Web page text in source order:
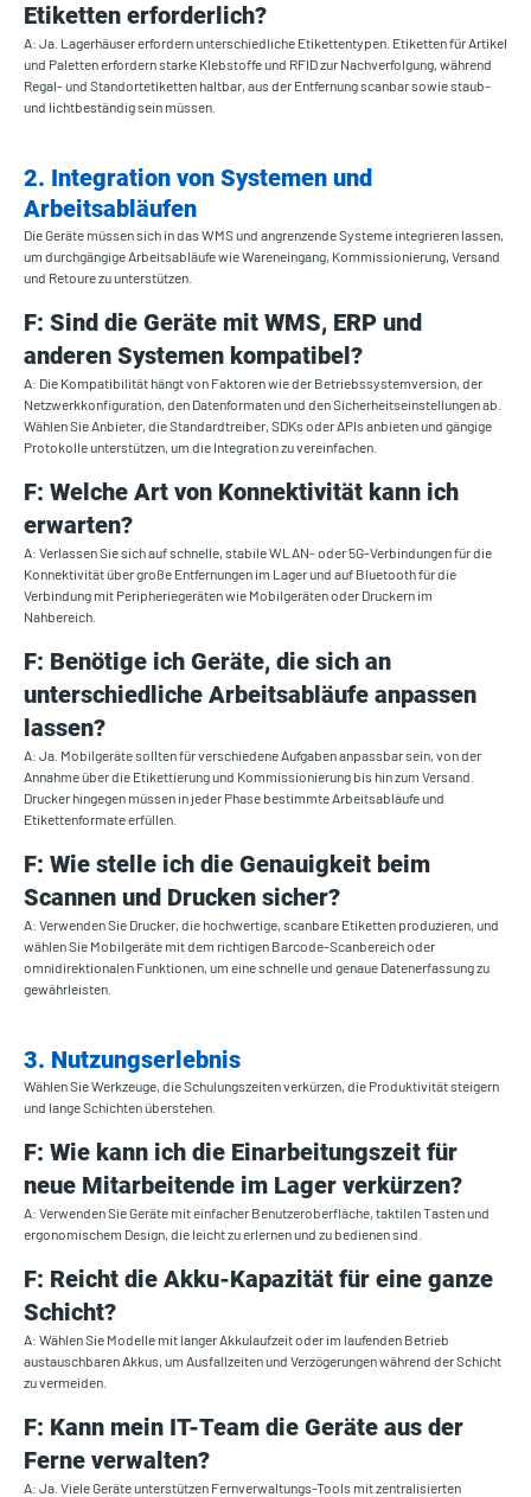
Etiketten erforderlich?
A: Ja. Lagerhäuser erfordern unterschiedliche Etikettentypen. Etiketten für Artikel
und Paletten erfordern starke Klebstoffe und RFID zur Nachverfolgung, während
Regal- und Standortetiketten haltbar, aus der Entfernung scanbar sowie staub-
und lichtbeständig sein müssen.
2. Integration von Systemen und
Arbeitsabläufen
Die Geräte müssen sich in das WMS und angrenzende Systeme integrieren lassen,
um durchgängige Arbeitsabläufe wie Wareneingang, Kommissionierung, Versand
und Retoure zu unterstützen.
F: Sind die Geräte mit WMS, ERP und
anderen Systemen kompatibel?
A: Die Kompatibilität hängt von Faktoren wie der Betriebssystemversion, der
Netzwerkkonfiguration, den Datenformaten und den Sicherheitseinstellungen ab.
Wählen Sie Anbieter, die Standardtreiber, SDKs oder APIs anbieten und gängige
Protokolle unterstützen, um die Integration zu vereinfachen.
F: Welche Art von Konnektivität kann ich
erwarten?
A: Verlassen Sie sich auf schnelle, stabile WLAN- oder 5G-Verbindungen für die
Konnektivität über große Entfernungen im Lager und auf Bluetooth für die
Verbindung mit Peripheriegeräten wie Mobilgeräten oder Druckern im
Nahbereich.
F: Benötige ich Geräte, die sich an
unterschiedliche Arbeitsabläufe anpassen
lassen?
A: Ja. Mobilgeräte sollten für verschiedene Aufgaben anpassbar sein, von der
Annahme über die Etikettierung und Kommissionierung bis hin zum Versand.
Drucker hingegen müssen in jeder Phase bestimmte Arbeitsabläufe und
Etikettenformate erfüllen.
F: Wie stelle ich die Genauigkeit beim
Scannen und Drucken sicher?
A: Verwenden Sie Drucker, die hochwertige, scanbare Etiketten produzieren, und
wählen Sie Mobilgeräte mit dem richtigen Barcode-Scanbereich oder
omnidirektionalen Funktionen, um eine schnelle und genaue Datenerfassung zu
gewährleisten.
3. Nutzungserlebnis
Wählen Sie Werkzeuge, die Schulungszeiten verkürzen, die Produktivität steigern
und lange Schichten überstehen.
F: Wie kann ich die Einarbeitungszeit für
neue Mitarbeitende im Lager verkürzen?
A: Verwenden Sie Geräte mit einfacher Benutzeroberfläche, taktilen Tasten und
ergonomischem Design, die leicht zu erlernen und zu bedienen sind.
F: Reicht die Akku-Kapazität für eine ganze
Schicht?
A: Wählen Sie Modelle mit langer Akkulaufzeit oder im laufenden Betrieb
austauschbaren Akkus, um Ausfallzeiten und Verzögerungen während der Schicht
zu vermeiden.
F: Kann mein IT-Team die Geräte aus der
Ferne verwalten?
A: Ja. Viele Geräte unterstützen Fernverwaltungs-Tools mit zentralisierten